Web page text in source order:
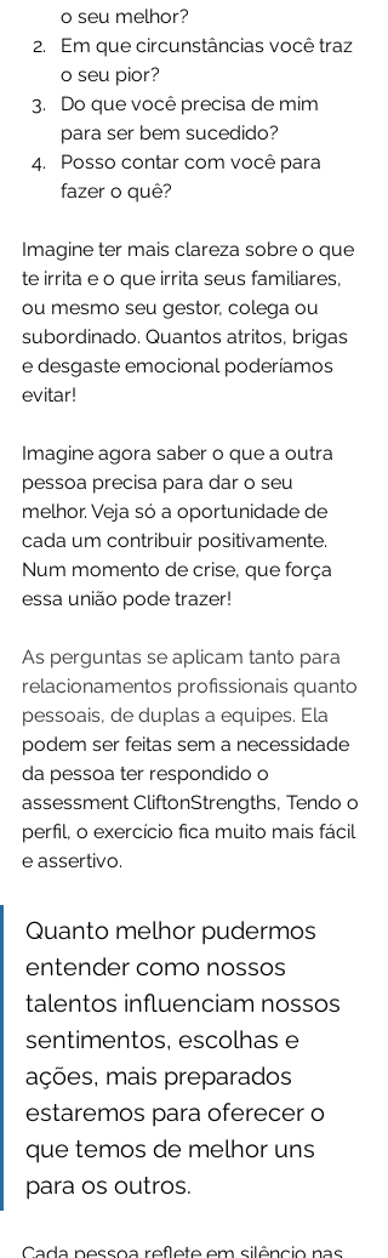
o seu melhor?
Em que circunstâncias você traz
o seu pior?
Do que você precisa de mim
para ser bem sucedido?
Posso contar com você para
fazer o quê?
Imagine ter mais clareza sobre o que
te irrita e o que irrita seus familiares,
ou mesmo seu gestor, colega ou
subordinado. Quantos atritos, brigas
e desgaste emocional poderíamos
evitar!
Imagine agora saber o que a outra
pessoa precisa para dar o seu
melhor. Veja só a oportunidade de
cada um contribuir positivamente.
Num momento de crise, que força
essa união pode trazer!
As perguntas se aplicam tanto para
relacionamentos profissionais quanto
pessoais, de duplas a equipes. Ela
podem ser feitas sem a necessidade
da pessoa ter respondido o
assessment CliftonStrengths, Tendo o
perfil, o exercício fica muito mais fácil
e assertivo.
Quanto melhor pudermos
entender como nossos
talentos influenciam nossos
sentimentos, escolhas e
ações, mais preparados
estaremos para oferecer o
que temos de melhor uns
para os outros.
Cada pessoa reflete em silêncio nas